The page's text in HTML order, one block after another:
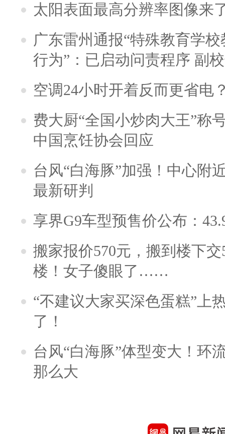
太阳表面最高分辨率图像来
广东雷州通报“特殊教育学
行为”：已启动问责程序 副
空调24小时开着反而更省电
费大厨“全国小炒肉大王”称
中国烹饪协会回应
台风“白海豚”加强！中心附
最新研判
享界G9车型预售价公布：
搬家报价570元，搬到楼下
楼！女子傻眼了……
“不建议大家买深色蛋糕”上
了！
台风“白海豚”体型变大！环
那么大